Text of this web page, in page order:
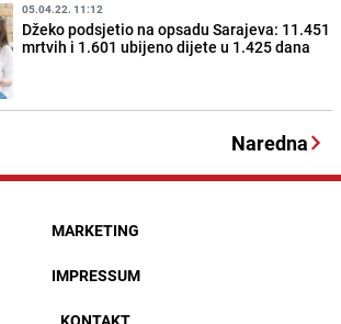
05.04.22. 11:12
Džeko podsjetio na opsadu Sarajeva: 11.451
mrtvih i 1.601 ubijeno dijete u 1.425 dana
Naredna
MARKETING
IMPRESSUM